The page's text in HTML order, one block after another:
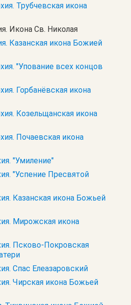
Трубчевская икона
Икона Св. Николая
Казанская икона Божией
"Упование всех концов
Горбанёвская икона
Козельщанская икона
Почаевская икона
"Умиление"
"Успение Пресвятой
Казанская икона Божьей
Мирожская икона
Псково-Покровская
Спас Елеазаровский
Чирская икона Божьей